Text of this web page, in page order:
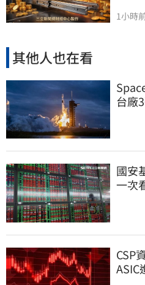
1小時
其他人也在看
台廠
國安
一次
CSP
ASIC